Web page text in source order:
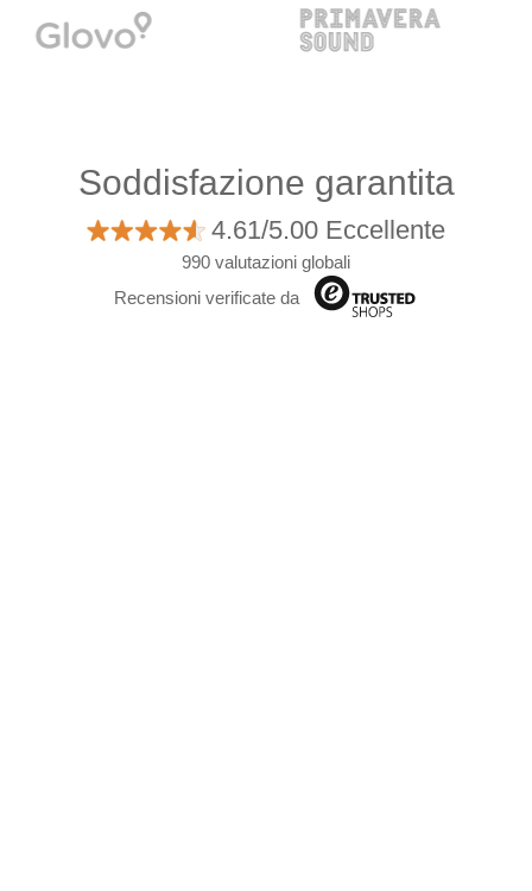
Soddisfazione garantita
4.61/5.00 Eccellente
990 valutazioni globali
Recensioni verificate da